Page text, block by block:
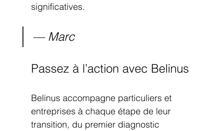
significatives.
— Marc
Passez à l’action avec Belinus
Belinus accompagne particuliers et
entreprises à chaque étape de leur
transition, du premier diagnostic